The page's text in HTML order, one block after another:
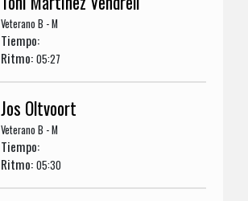
Veterano B - M
Tiempo:
Ritmo:05:27
Jos Oltvoort
Veterano B - M
Tiempo:
Ritmo:05:30